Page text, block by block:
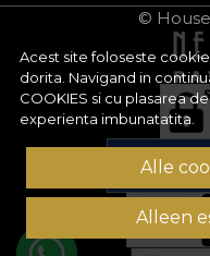
Acest site foloseste
dorita. Navigand in
COOKIES si cu plasarea
experienta imbunatatita.
Alle
Alleen
©